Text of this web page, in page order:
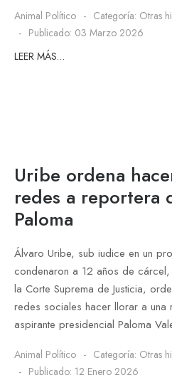
Animal Político Categoría: Otras
Publicado: 03 Marzo 2026
LEER MÁS…
Uribe ordena
redes a reportera
Paloma
Álvaro Uribe, sub iudice en un
condenaron a 12 años de
la Corte Suprema de Justicia,
redes sociales hacer llorar a una
aspirante presidencial Paloma
Animal Político Categoría: Otras
Publicado: 12 Enero 2026